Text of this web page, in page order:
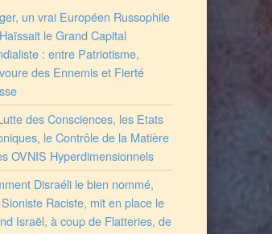
un vrai Européen Russophile
le Grand Capital
: entre Patriotisme,
des Ennemis et Fierté
des Consciences, les Etats
le Contrôle de la Matière
OVNIS Hyperdimensionnels
Disraéli le bien nommé,
Raciste, mit en place le
Israël, à coup de Flatteries, de